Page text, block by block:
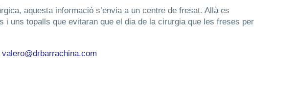
aquesta informació s’envia a un centre de fresat. Allà es
i uns topalls que evitaran que el dia de la cirurgia que les freses per
valero@drbarrachina.com